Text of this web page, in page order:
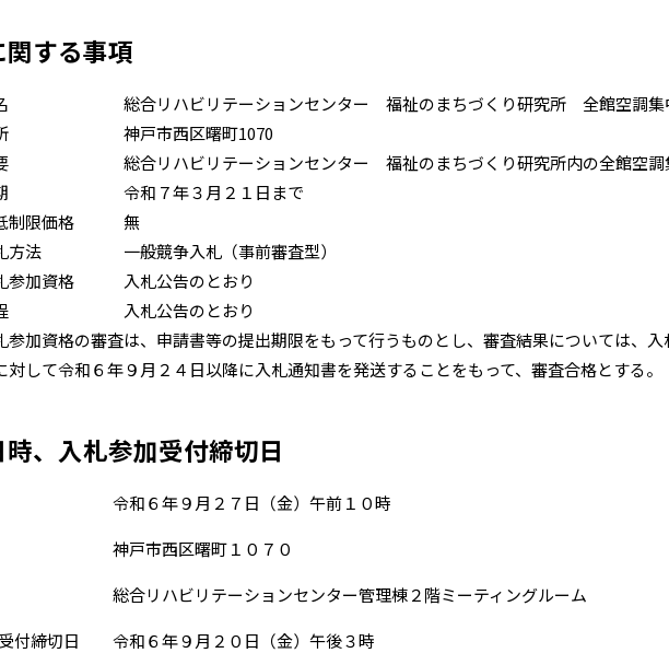
関する事項
総合リハビリテーションセンター 福祉のまちづくり研究所 全館空調集中
神戸市西区曙町1070
総合リハビリテーションセンター 福祉のまちづくり研究所内の全館空調集
期 令和７年３月２１日まで
制限価格 無
方法 一般競争入札（事前審査型）
参加資格 入札公告のとおり
程 入札公告のとおり
参加資格の審査は、申請書等の提出期限をもって行うものとし、審査結果については、
対して令和６年９月２４日以降に入札通知書を発送することをもって、審査合格とする。
時、入札参加受付締切日
令和６年９月２７日（金）午前１０時
神戸市西区曙町１０７０
ハビリテーションセンター管理棟２階ミーティングルーム
付締切日 令和６年９月２０日（金）午後３時